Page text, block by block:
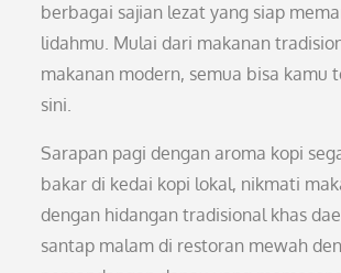
berbagai sajian lezat yang siap
lidahmu. Mulai dari makanan
makanan modern, semua bisa kamu
sini.
Sarapan pagi dengan aroma kopi
bakar di kedai kopi lokal, nikmati
dengan hidangan tradisional khas
santap malam di restoran mewah